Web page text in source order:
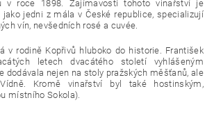
v roce 1898. Zajímavostí tohoto vinařství je
jedni z mála v České republice, specializují
vín, nevšedních rosé a cuvée.
v rodině Kopřivů hluboko do historie. František
letech dvacátého století vyhlášeným
dodávala nejen na stoly pražských měšťanů, ale
Kromě vinařství byl také hostinským,
místního Sokola).